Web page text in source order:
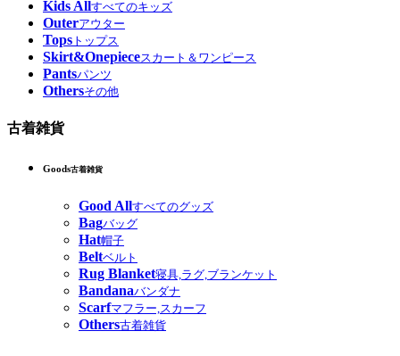
Kids Allすべてのキッズ
Outerアウター
Tops トップス
Skirt&Onepieceスカート＆ワンピース
Pantsパンツ
Othersその他
古着雑貨
Goods古着雑貨
Good Allすべてのグッズ
Bagバッグ
Hat帽子
Beltベルト
Rug Blanket寝具,ラグ,ブランケット
Bandanaバンダナ
Scarfマフラー,スカーフ
Others古着雑貨